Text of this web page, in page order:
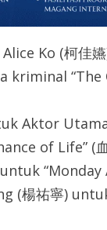
Ko (柯佳
kriminal
Aktor
of Life” (
(楊祐寧)